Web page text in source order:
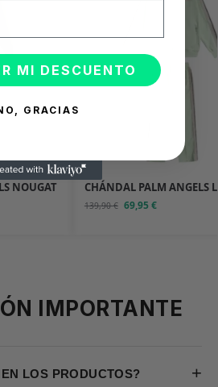
NOUGAT CHÁNDAL PALM ANGELS
139,90€ 69,95€
IMPORTANTE
LOS PRODUCTOS? +
MI DESCUENTO
GRACIAS